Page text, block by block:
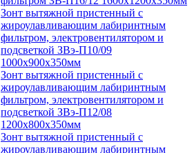
Зонт вытяжной пристенный с
жироулавливающим лабиринтным
фильтром, электровентилятором и
подсветкой ЗВэ-П10/09
1000х900х350мм
Зонт вытяжной пристенный с
жироулавливающим лабиринтным
фильтром, электровентилятором и
подсветкой ЗВэ-П12/08
1200х800х350мм
Зонт вытяжной пристенный с
жироулавливающим лабиринтным